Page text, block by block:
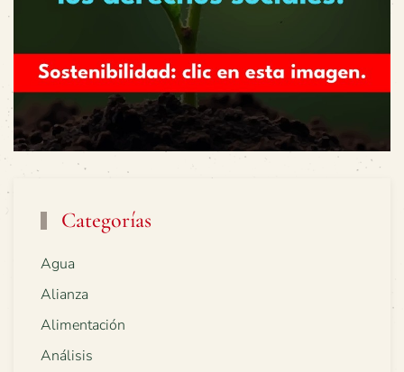
Categorías
Agua
Alianza
Alimentación
Análisis